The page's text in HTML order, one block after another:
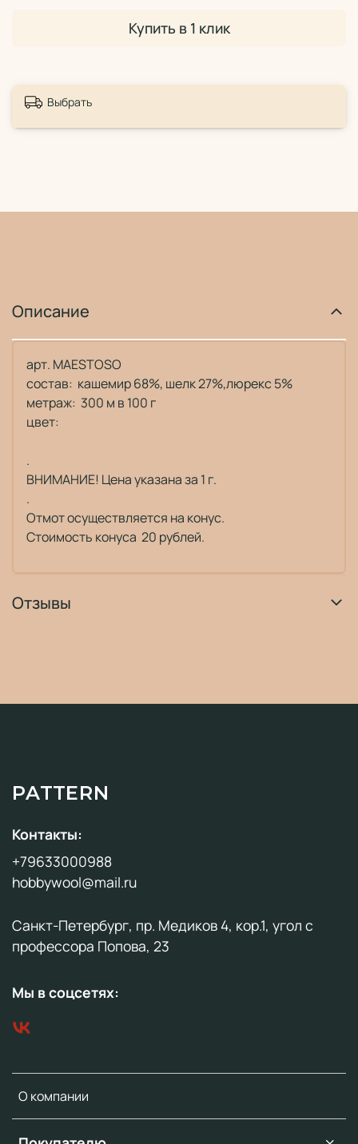
Купить в 1 клик
Выбрать
Описание
арт. MAESTOSO
состав: кашемир 68%, шелк 27%,люрекс 5%
метраж: 300 м в 100 г
цвет:
.
ВНИМАНИЕ! Цена указана за 1 г.
.
Отмот осуществляется на конус.
Стоимость конуса 20 рублей.
Отзывы
PATTERN
О компании
Контакты:
+79633000988
hobbywool@mail.ru
Санкт-Петербург, пр. Медиков 4, кор.1, угол с
профессора Попова, 23
Мы в соцсетях: